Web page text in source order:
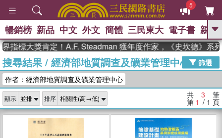
5
GO
熱搜： 東野圭吾 、 高希均教授回憶錄
、 The Odyssey 、 父親節 、 如果歷
史是一群喵
獎 臺灣漫遊錄 、 方念華 、 台灣的李
登輝時代
數學女孩：黎曼猜想 、
偉大的迷走神經
暢銷榜 新品 中文 外文 簡體 三民東大 電子書 親子
指標大獎肯定！A.F. Steadman 獲年度作家，《史坎德》系列
搜尋結果/ 經濟部地質調查及礦業管理中心
篩選
作者：經濟部地質調查及礦業管理中心
顯示 排序 共 3 筆
第 1 / 1 頁